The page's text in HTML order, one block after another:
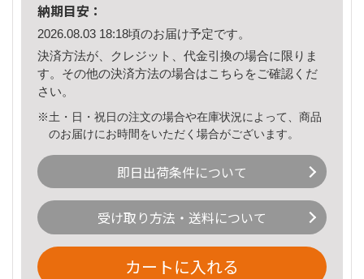
納期目安：
2026.08.03 18:18頃のお届け予定です。
決済方法が、クレジット、代金引換の場合に限りま
す。その他の決済方法の場合はこちら をご確認くだ
さい。
※土・日・祝日の注文の場合や在庫状況によって、商品
のお届けにお時間をいただく場合がございます。
即日出荷条件について
受け取り方法・送料について
カートに入れる